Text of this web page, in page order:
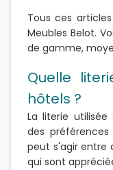
Tous ces
Meubles Belot.
de gamme,
Quelle
hôtels ?
La literie
des
peut s'agir entre
qui sont